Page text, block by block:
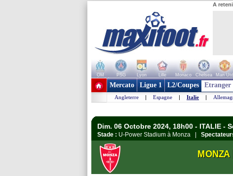
A
OM PSG Lyon Lille Monaco Chelsea Man Utd
+ de clubs
Mercato Ligue 1 L2/Coupes Etranger
Angleterre | Espagne | Italie |
Dim. 06 Octobre 2024, 18h00 - ITALIE -
Stade : U-Power Stadium à Monza |
MONZA